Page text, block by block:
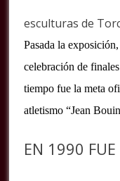
esculturas de
Pasada la
celebración de
tiempo fue la meta
atletismo “Jean
EN 1990 FUE